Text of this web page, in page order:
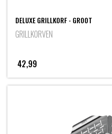
DELUXE GRILLKORF - GROOT
GRILLKORVEN
42,99